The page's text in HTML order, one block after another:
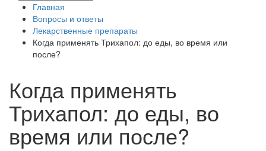
Главная
Вопросы и ответы
Лекарственные препараты
Когда применять Трихапол: до еды, во время или
после?
Когда применять
Трихапол: до еды, во
время или после?